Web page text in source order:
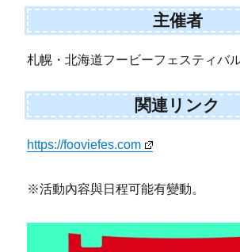
主催者
札幌・北海道フービーフェスティバ
関連リンク
https://fooviefes.com
※活動內容與日程可能有變動。